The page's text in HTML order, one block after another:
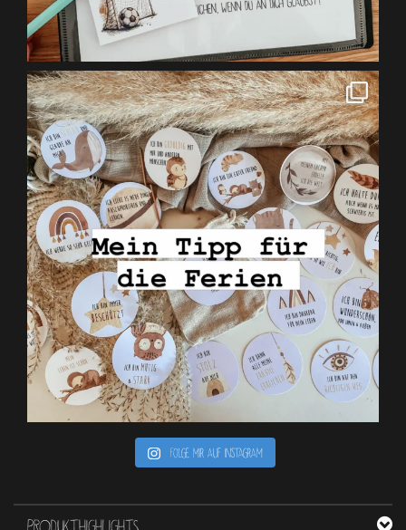
Folge mir auf Instagram
PRODUKTHIGHLIGHTS